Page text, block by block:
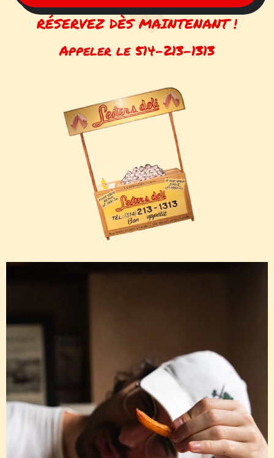
RÉSERVEZ DÈS MAINTENANT !
Appeler le 514-213-1313